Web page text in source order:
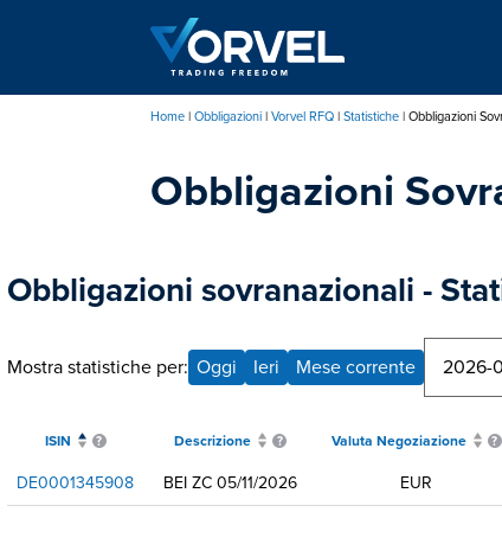
principale
di
Home Obbligazioni Vorvel RFQ Statistiche Obbligazioni
Obbligazioni
Obbligazioni sovranazionali -
Mostra statistiche per: Oggi Ieri Mese corrente
ISIN Descrizione Valuta Negoziazione
DE0001345908 BEI ZC 05/11/2026 EUR